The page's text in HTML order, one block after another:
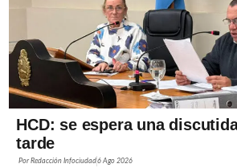
HCD: se espera una
tarde
PorRedacción Infociudad6 Ago 2026